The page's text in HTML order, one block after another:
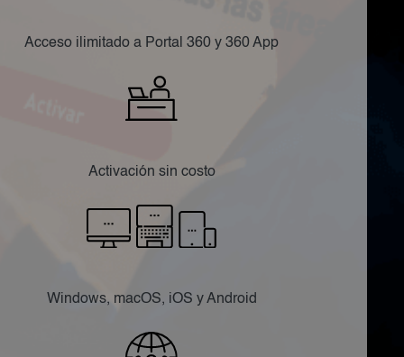
Acceso ilimitado a Portal 360 y 360 App
Activación sin costo
Windows, macOS, iOS y Android